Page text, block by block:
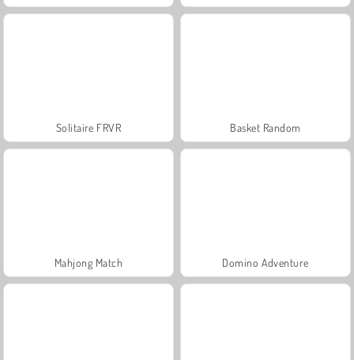
Solitaire FRVR Basket Random
Mahjong Match Domino Adventure